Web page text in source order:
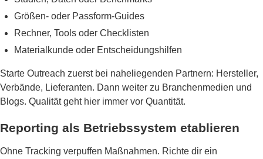
Größen- oder Passform-Guides
Rechner, Tools oder Checklisten
Materialkunde oder Entscheidungshilfen
Starte Outreach zuerst bei naheliegenden Partnern: Hersteller,
Verbände, Lieferanten. Dann weiter zu Branchenmedien und
Blogs. Qualität geht hier immer vor Quantität.
Reporting als Betriebssystem etablieren
Ohne Tracking verpuffen Maßnahmen. Richte dir ein